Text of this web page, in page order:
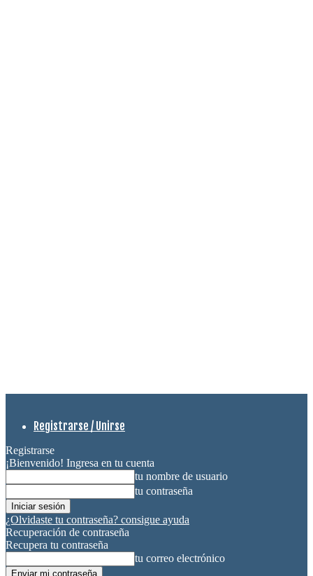
Registrarse / Unirse
Registrarse
¡Bienvenido! Ingresa en tu cuenta
tu nombre de usuario
tu contraseña
¿Olvidaste tu contraseña? consigue ayuda
Recuperación de contraseña
Recupera tu contraseña
tu correo electrónico